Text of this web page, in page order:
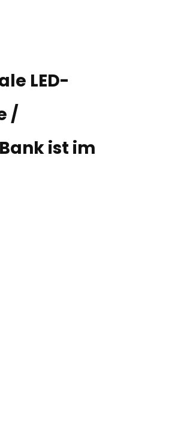
LED-
/
ist im